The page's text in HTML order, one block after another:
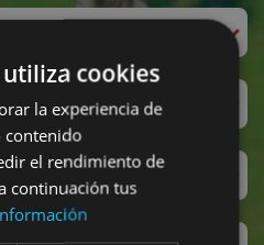
cookies
la experiencia de
contenido
el rendimiento de
continuación tus